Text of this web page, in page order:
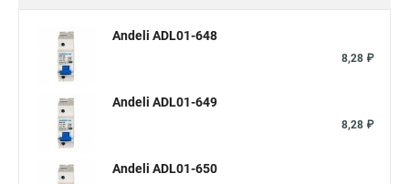
Andeli ADL01-648
8,28 ₽
Andeli ADL01-649
8,28 ₽
Andeli ADL01-650